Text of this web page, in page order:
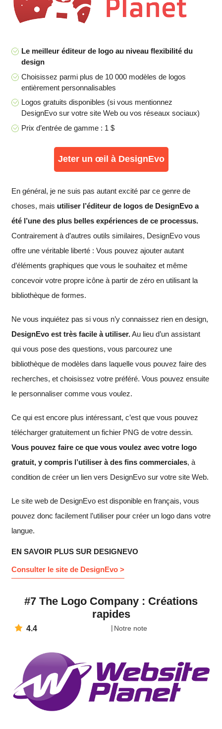
Le meilleur éditeur de logo au niveau flexibilité du
design
Choisissez parmi plus de 10 000 modèles de logos
entièrement personnalisables
Logos gratuits disponibles (si vous mentionnez
DesignEvo sur votre site Web ou vos réseaux sociaux)
Prix d’entrée de gamme : 1 $
Jeter un œil à DesignEvo
En général, je ne suis pas autant excité par ce genre de
choses, mais utiliser l’éditeur de logos de DesignEvo a
été l’une des plus belles expériences de ce processus.
Contrairement à d’autres outils similaires, DesignEvo vous
offre une véritable liberté : Vous pouvez ajouter autant
d’éléments graphiques que vous le souhaitez et même
concevoir votre propre icône à partir de zéro en utilisant la
bibliothèque de formes.
Ne vous inquiétez pas si vous n’y connaissez rien en design,
DesignEvo est très facile à utiliser.Au lieu d’un assistant
qui vous pose des questions, vous parcourez une
bibliothèque de modèles dans laquelle vous pouvez faire des
recherches, et choisissez votre préféré. Vous pouvez ensuite
le personnaliser comme vous voulez.
Ce qui est encore plus intéressant, c’est que vous pouvez
télécharger gratuitement un fichier PNG de votre dessin.
Vous pouvez faire ce que vous voulez avec votre logo
gratuit, y compris l’utiliser à des fins commerciales, à
condition de créer un lien vers DesignEvo sur votre site Web.
Le site web de DesignEvo est disponible en français, vous
pouvez donc facilement l’utiliser pour créer un logo dans votre
langue.
EN SAVOIR PLUS SUR DESIGNEVO
Consulter le site de DesignEvo >
#7 The Logo Company : Créations
rapides
4.4 Notre note